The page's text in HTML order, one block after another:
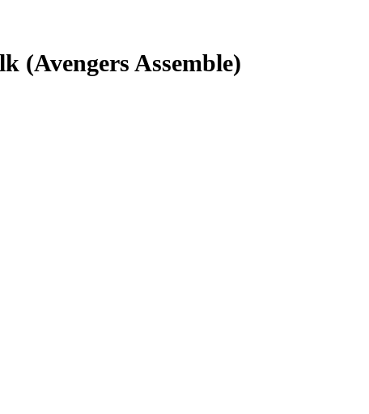
(Avengers Assemble)